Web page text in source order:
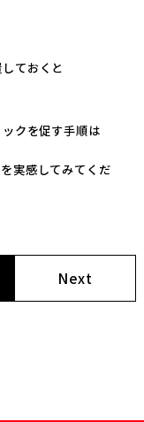
ておくと
クを促す手順は
実感してみてくだ
Next